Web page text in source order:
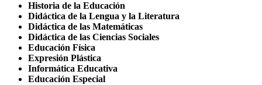
Historia de la Educación
Didáctica de la Lengua y la Literatura
Didáctica de las Matemáticas
Didáctica de las Ciencias Sociales
Educación Física
Expresión Plástica
Informática Educativa
Educación Especial